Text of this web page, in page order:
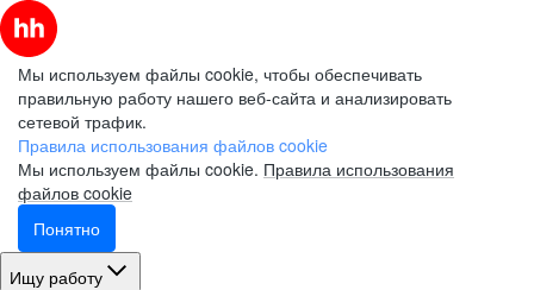
Мы используем файлы cookie, чтобы обеспечивать
правильную работу нашего веб-сайта и анализировать
сетевой трафик.
Правила использования файлов cookie
Мы используем файлы cookie. Правила использования
файлов cookie
Понятно
Ищу работу